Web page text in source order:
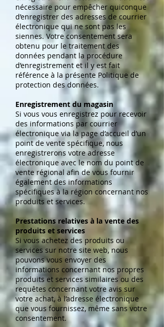
nécessaire pour empêcher quiconque
d’enregistrer des adresses de courrier
électronique qui ne sont pas les
siennes. Votre consentement sera
obtenu pour le traitement des
données pendant la procédure
d’enregistrement et il y est fait
référence à la présente Politique de
protection des données.
Enregistrement du magasin
Si vous vous enregistrez pour recevoir
des informations par courrier
électronique via la page d’accueil d’un
point de vente spécifique, nous
enregistrerons votre adresse
électronique avec le nom du point de
vente régional afin de vous fournir
également des informations
spécifiques à la région concernant nos
produits et services.
Prestations relatives à la vente des
produits et services
Si vous achetez des produits ou
services sur notre site web, nous
pouvons vous envoyer des
informations concernant nos propres
produits et services similaires ou des
requêtes concernant votre avis sur
votre achat, à l’adresse électronique
que vous fournissez, même sans votre
consentement.